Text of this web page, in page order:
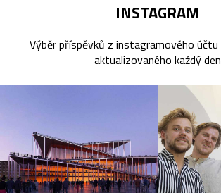
INSTAGRAM
Výběr příspěvků z instagramového účtu
aktualizovaného každý den